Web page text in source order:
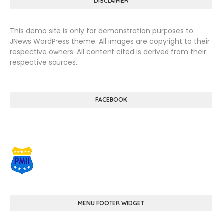
This demo site is only for demonstration purposes to
JNews WordPress theme. All images are copyright to their
respective owners. All content cited is derived from their
respective sources.
FACEBOOK
MENU FOOTER WIDGET